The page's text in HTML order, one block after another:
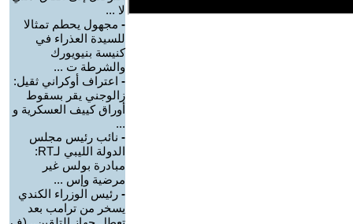
لا ...
- مجهول يحطم تمثالا
للسيدة العذراء في
كنيسة بنيويورك
والشرطة ت ...
- اعتراف أوكراني ثقيل:
زالوجني يقر بسقوط
أوراق كييف العسكرية و
...
- نائب رئيس مجلس
الدولة الليبي لـRT:
مبادرة بولس غير
مرضية وإس ...
- رئيس الوزراء الكندي
يسخر من ترامب بعد